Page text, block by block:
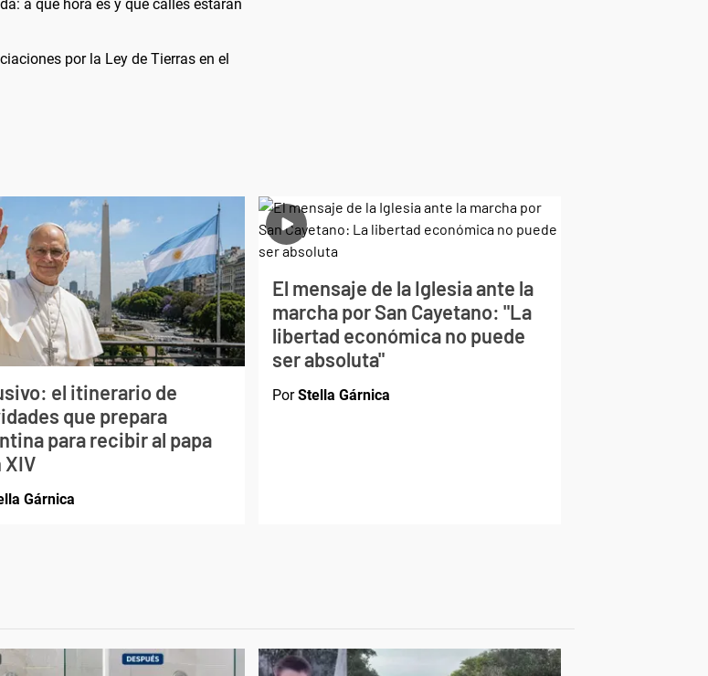
a qué hora es y qué calles estarán
por la Ley de Tierras en el
el itinerario de
que prepara
para recibir al papa
XIV
Gárnica
El mensaje de la Iglesia ante la
marcha por San Cayetano: "La
libertad económica no puede
ser absoluta"
PorStella Gárnica